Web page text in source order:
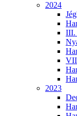
2024
III.
2023